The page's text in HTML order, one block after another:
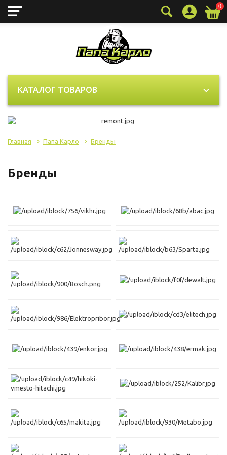
0
КАТАЛОГ ТОВАРОВ
Главная Папа Карло Бренды
Бренды